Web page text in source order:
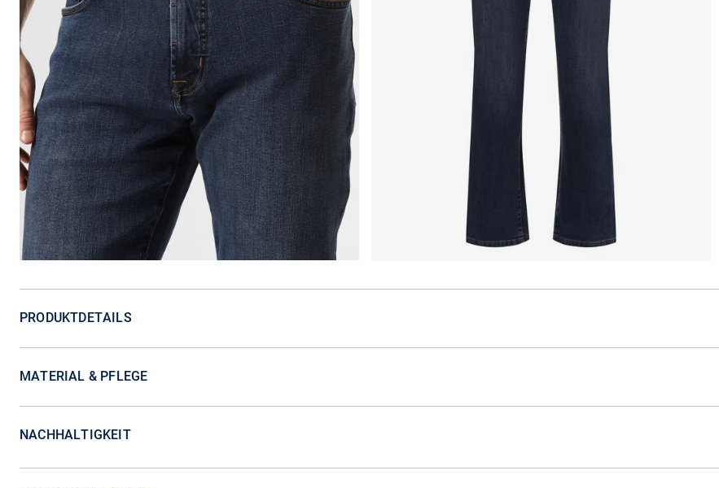
PRODUKTDETAILS
MATERIAL & PFLEGE
NACHHALTIGKEIT